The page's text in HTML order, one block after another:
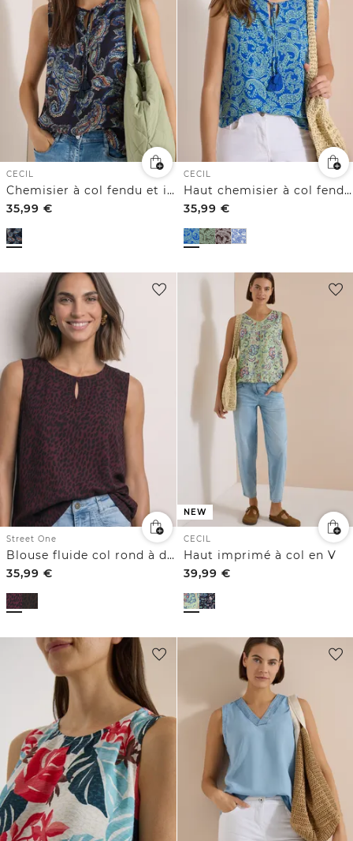
CECIL
Chemisier à col fendu et imprimé
35,99 €
CECIL
Haut chemisier à col fendu et imprimé
35,99 €
Street One
Blouse fluide col rond à détail structuré découpe
35,99 €
NEW
CECIL
Haut imprimé à col en V
39,99 €